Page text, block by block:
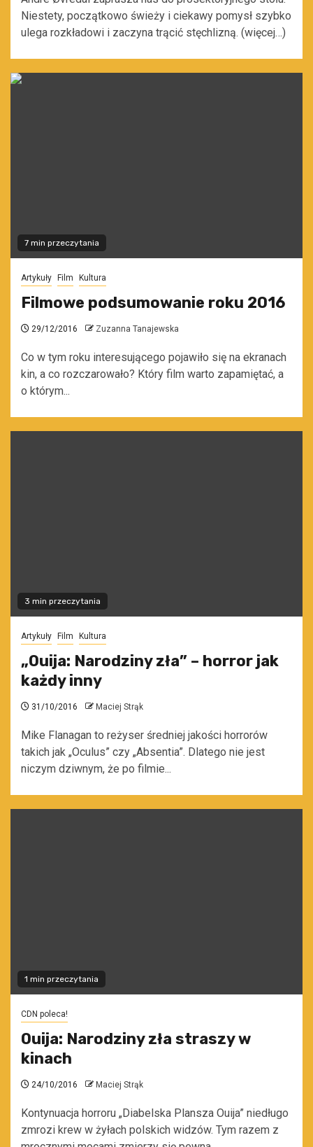
Niestety, początkowo świeży i ciekawy pomysł szybko
ulega rozkładowi i zaczyna trącić stęchlizną. (więcej…)
7 min przeczytania
Artykuły Film Kultura
Filmowe podsumowanie roku 2016
29/12/2016 Zuzanna Tanajewska
Co w tym roku interesującego pojawiło się na ekranach
kin, a co rozczarowało? Który film warto zapamiętać, a
o którym...
3 min przeczytania
Artykuły Film Kultura
„Ouija: Narodziny zła” – horror jak
każdy inny
31/10/2016 Maciej Strąk
Mike Flanagan to reżyser średniej jakości horrorów
takich jak „Oculus” czy „Absentia”. Dlatego nie jest
niczym dziwnym, że po filmie...
1 min przeczytania
CDN poleca!
Ouija: Narodziny zła straszy w
kinach
24/10/2016 Maciej Strąk
Kontynuacja horroru „Diabelska Plansza Ouija” niedługo
zmrozi krew w żyłach polskich widzów. Tym razem z